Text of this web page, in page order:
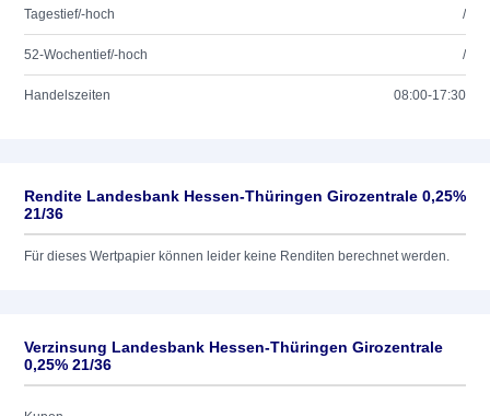
Tagestief/-hoch /
52-Wochentief/-hoch /
Handelszeiten 08:00-17:30
Rendite Landesbank Hessen-Thüringen Girozentrale 0,25%
21/36
Für dieses Wertpapier können leider keine Renditen berechnet werden.
Verzinsung Landesbank Hessen-Thüringen Girozentrale
0,25% 21/36